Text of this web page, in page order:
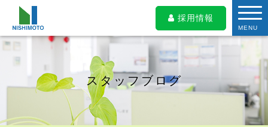
採用情報
MENU
スタッフブログ